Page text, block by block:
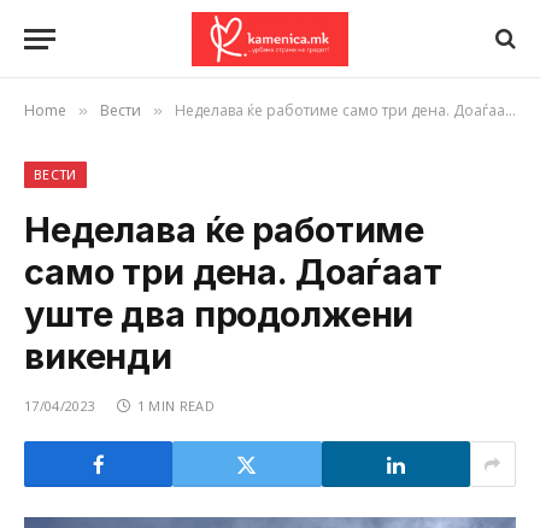
Home » Вести » Неделава ќе работиме само три дена. Доаѓаат уште два продолжени викенди
ВЕСТИ
Неделава ќе работиме
само три дена. Доаѓаат
уште два продолжени
викенди
17/04/2023 1 MIN READ